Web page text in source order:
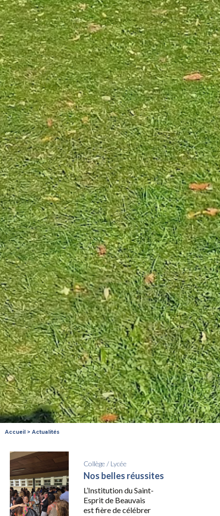
Accueil > Actualités
Collège / Lycée
Nos belles réussites
L’Institution du Saint-
Esprit de Beauvais
est fière de célébrer